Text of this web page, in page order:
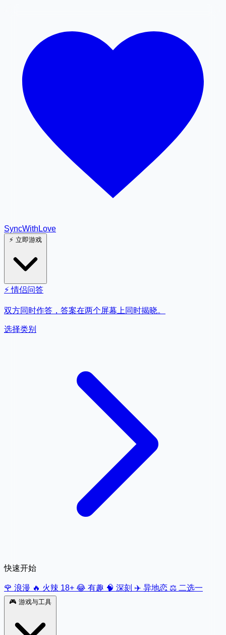
SyncWith Love
⚡ 立即游戏
⚡ 情侣问答
双方同时作答，答案在两个屏幕上同时揭晓。
选择类别
快速开始
🌹 浪漫 🔥 火辣 18+ 😂 有趣 🧠 深刻 ✈️ 异地恋 ⚖️ 二选一
🎮 游戏与工具